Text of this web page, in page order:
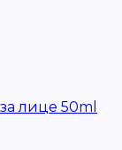
лице 50ml